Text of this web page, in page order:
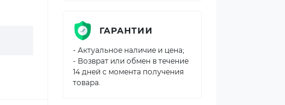
ГАРАНТИИ
- Актуальное наличие и цена;
- Возврат или обмен в течение
14 дней с момента получения
товара.